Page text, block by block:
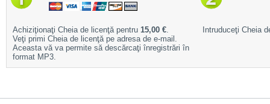
Achiziţionaţi Cheia de licenţă pentru 15,00 €.
Veţi primi Cheia de licenţă pe adresa de e-mail.
Aceasta vă va permite să descărcaţi înregistrări în
format MP3.
Intruduceţi Cheia